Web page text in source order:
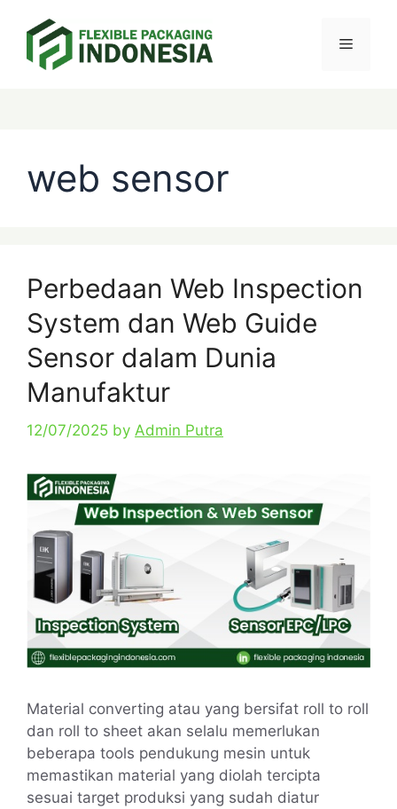
content
web sensor
Perbedaan Web Inspection
System dan Web Guide
Sensor dalam Dunia
Manufaktur
12/07/2025 by Admin Putra
Material converting atau yang bersifat roll to roll
dan roll to sheet akan selalu memerlukan
beberapa tools pendukung mesin untuk
memastikan material yang diolah tercipta
sesuai target produksi yang sudah diatur